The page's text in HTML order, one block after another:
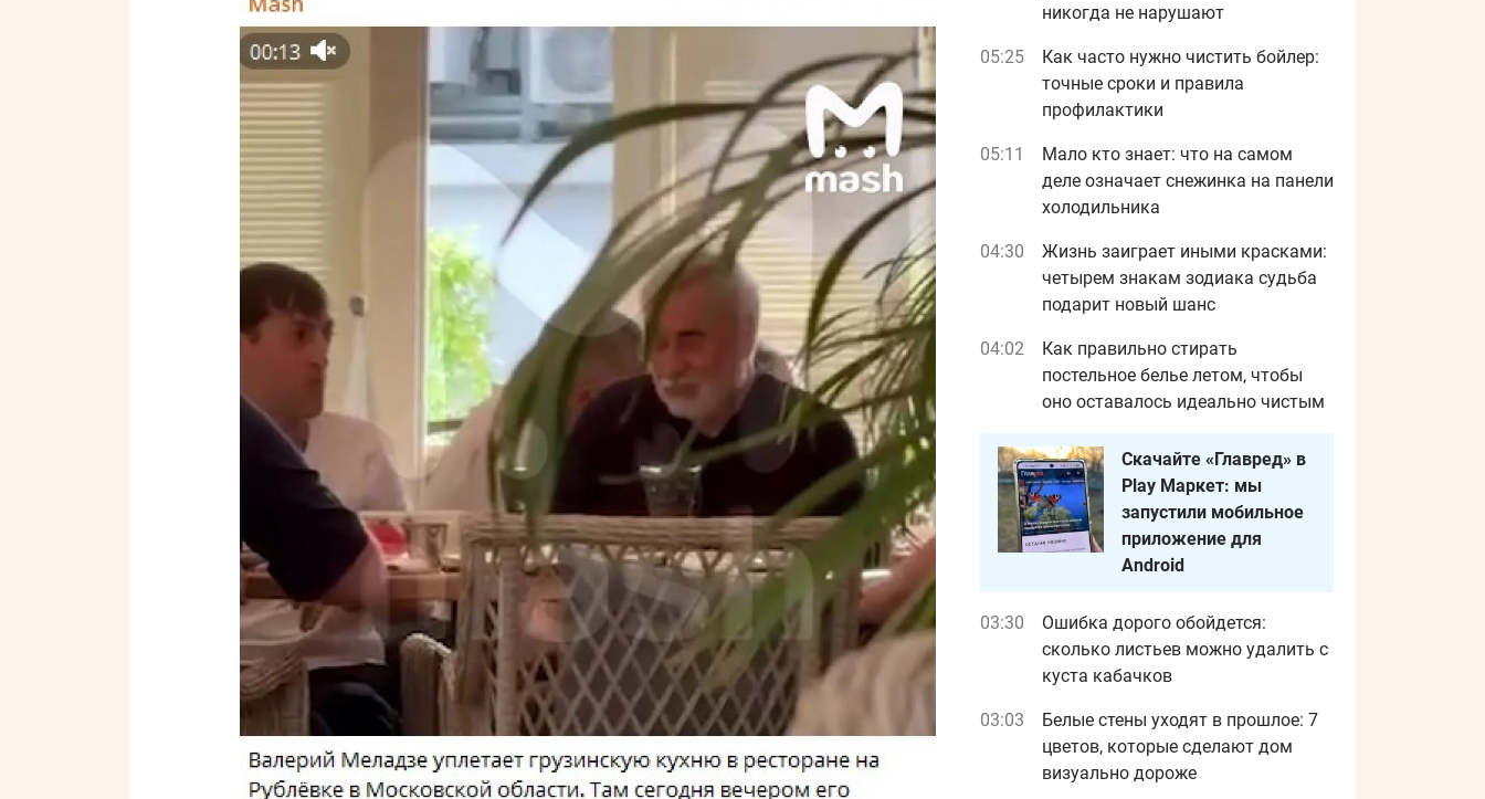
никогда не нарушают
05:25
Как часто нужно чистить бойлер:
точные сроки и правила
профилактики
05:11
Мало кто знает: что на самом
деле означает снежинка на панели
холодильника
04:30
Жизнь заиграет иными красками:
четырем знакам зодиака судьба
подарит новый шанс
04:02
Как правильно стирать
постельное белье летом, чтобы
оно оставалось идеально чистым
Скачайте «Главред» в
Play Маркет: мы
запустили мобильное
приложение для
Android
03:30
Ошибка дорого обойдется:
сколько листьев можно удалить с
куста кабачков
03:03
Белые стены уходят в прошлое: 7
цветов, которые сделают дом
визуально дороже